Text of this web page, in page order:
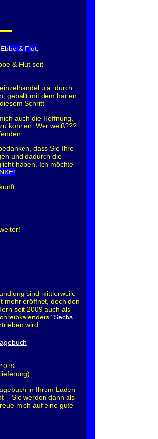
& Flut
& Flut seit
u.a. durch
geballt mit dem harten
Schritt.
auch die Hoffnung,
können. Wer weiß???
dass Sie Ihre
und dadurch die
haben. Ich möchte
sind mittlerweile
mehr eröffnet, doch den
seit 2009 auch als
"Sechs
wird.
%
in Ihrem Laden
– Sie werden dann als
mich auf eine gute